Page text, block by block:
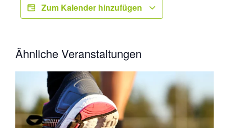
Zum Kalender hinzufügen
Ähnliche Veranstaltungen